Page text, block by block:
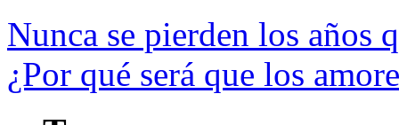
Nunca se pierden los años
¿Por qué será que los